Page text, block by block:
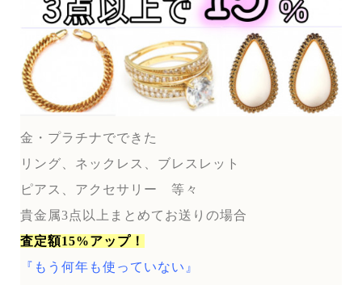
金・プラチナでできた
リング、ネックレス、ブレスレット
ピアス、アクセサリー 等々
貴金属3点以上まとめてお送りの場合
査定額15%アップ！
『もう何年も使っていない』